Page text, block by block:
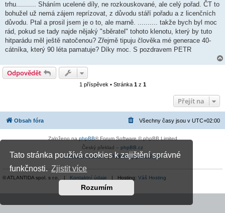
Tato stránka používá cookies k zajištění správné
funkčnosti. Zjistit více
Rozumím
trhu.......... Sháním ucelené díly, ne rozkouskované, ale celý pořad. ČT to
bohužel už nemá zájem reprízovat, z důvodu stáří pořadu a z licenčních
důvodu. Ptal a prosil jsem je o to, ale marně. .......... takže bych byl moc
rád, pokud se tady najde nějaký "sběratel" tohoto klenotu, který by tuto
hitparádu měl ještě natočenou? Zřejmě tipuju člověka mé generace 40-
cátníka, který 90 léta pamatuje? Díky moc. S pozdravem PETR
Odpovědět
1 příspěvek • Stránka 1z 1
Přejít na
Obsah fóra Všechny časy jsou v UTC+02:00
Založeno na phpBB® Forum Software © phpBB Limited
Český překlad – phpBB.cz
Ochrana soukromí|Podmínky pro užívání
© ATLANTIDA spol. s r.o. | Kontaktní údaje | Hosting: Váš Hosting